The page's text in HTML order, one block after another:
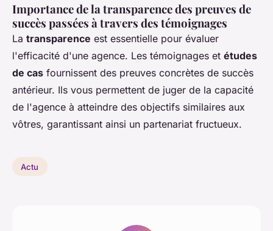
Importance de la transparence des preuves de
succès passées à travers des témoignages
La transparence est essentielle pour évaluer
l'efficacité d'une agence. Les témoignages et études
de cas fournissent des preuves concrètes de succès
antérieur. Ils vous permettent de juger de la capacité
de l'agence à atteindre des objectifs similaires aux
vôtres, garantissant ainsi un partenariat fructueux.
Actu